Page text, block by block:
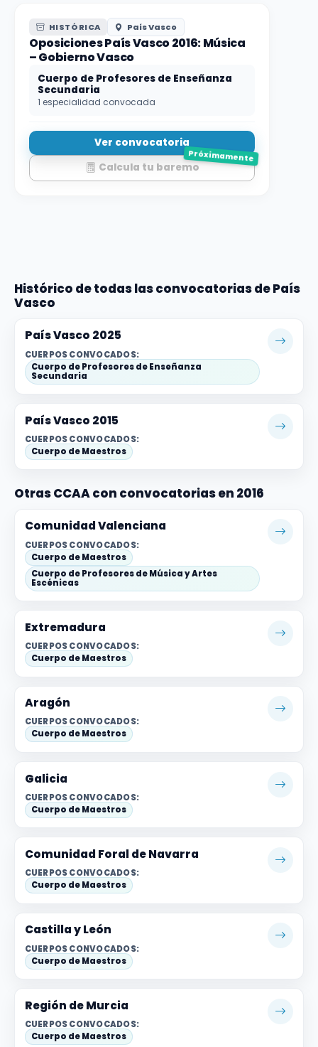
HISTÓRICA País Vasco
Oposiciones País Vasco 2016: Música
– Gobierno Vasco
Cuerpo de Profesores de Enseñanza
Secundaria
1 especialidad convocada
Ver convocatoria
Calcula tu baremo
Próximamente
Histórico de todas las convocatorias de País
Vasco
País Vasco 2025
CUERPOS CONVOCADOS:
Cuerpo de Profesores de Enseñanza
Secundaria
País Vasco 2015
CUERPOS CONVOCADOS:
Cuerpo de Maestros
Otras CCAA con convocatorias en 2016
Comunidad Valenciana
CUERPOS CONVOCADOS:
Cuerpo de Maestros
Cuerpo de Profesores de Música y Artes
Escénicas
Extremadura
CUERPOS CONVOCADOS:
Cuerpo de Maestros
Aragón
CUERPOS CONVOCADOS:
Cuerpo de Maestros
Galicia
CUERPOS CONVOCADOS:
Cuerpo de Maestros
Comunidad Foral de Navarra
CUERPOS CONVOCADOS:
Cuerpo de Maestros
Castilla y León
CUERPOS CONVOCADOS:
Cuerpo de Maestros
Región de Murcia
CUERPOS CONVOCADOS:
Cuerpo de Maestros